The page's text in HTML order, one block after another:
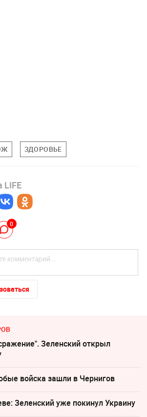
ЗДОРОВЬЕ
LIFE
0
Зеленский открыл
войска зашли в Чернигов
Зеленский уже покинул Украину